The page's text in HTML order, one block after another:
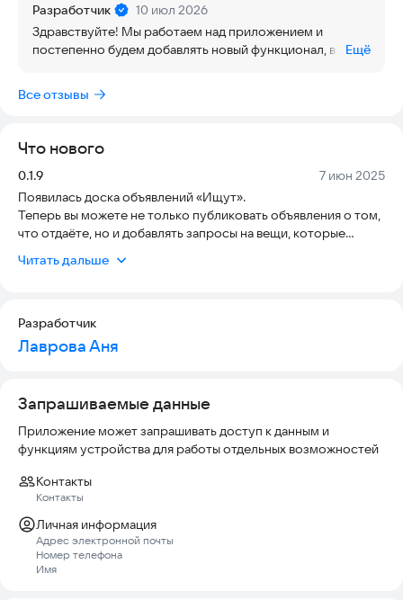
Разработчик
10 июл 2026
Здравствуйте! Мы работаем над приложением и
постепенно будем добавлять новый функционал, в том
Ещё
Все отзывы
Что нового
Версия:
0.1.9 Дата:
7 июн 2025
Появилась доска объявлений «Ищут».
Теперь вы можете не только публиковать объявления о том,
что отдаёте, но и добавлять запросы на вещи, которые
В новом разделе мы также будем публиковать объявления о
в левом верхнем углу.
Читать дальше
Разработчик
Лаврова Аня
Запрашиваемые данные
Приложение может запрашивать доступ к данным и
функциям устройства для работы отдельных возможностей
Контакты
Контакты
Личная информация
Адрес электронной почты
Номер телефона
Имя